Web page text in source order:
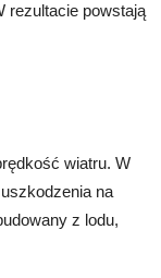
rezultacie powstają
wiatru. W
na
z lodu,